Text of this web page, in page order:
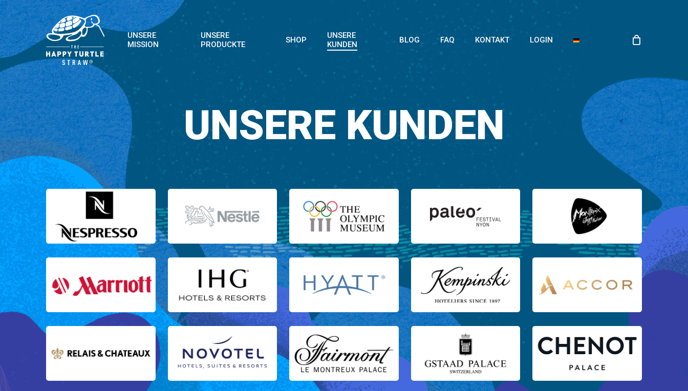
Skip
to
main
content
UNSERE
MISSION
UNSERE
PRODUCKTE
SHOP
UNSERE
KUNDEN
BLOG FAQ KONTAKT LOGIN
UNSERE KUNDEN